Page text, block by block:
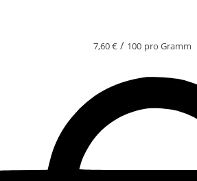
7,60€ / 100 pro Gramm